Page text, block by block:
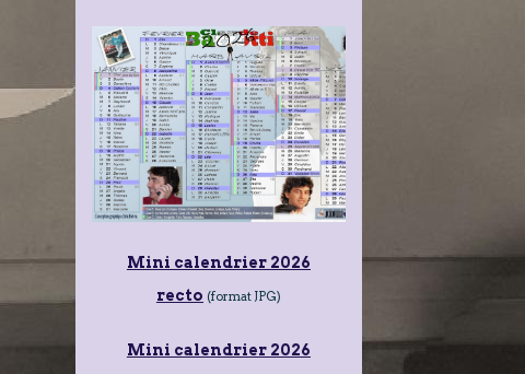
Mini calendrier 2026
recto (format JPG)
Mini calendrier 2026